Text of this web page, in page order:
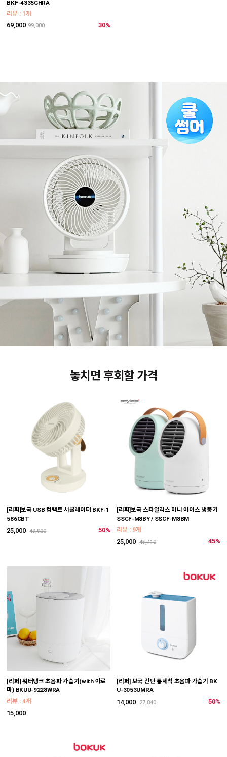
BKF-4335GHRA
리뷰 : 1개
69,000 99,000 30%
놓치면 후회할 가격
[리퍼]보국 USB 컴팩트 서큘레이터 BKF-1
586CBT
25,000 49,900 50%
[리퍼]보국 스타일리스 미니 아이스 냉풍기
SSCF-M8BY / SSCF-M8BM
리뷰 : 9개
25,000 45,410 45%
[리퍼] 워터탱크 초음파 가습기(with 아로
마) BKUU-9228WRA
리뷰 : 4개
15,000
[리퍼] 보국 간단 통세척 초음파 가습기 BK
U-3053UMRA
14,000 27,840 50%